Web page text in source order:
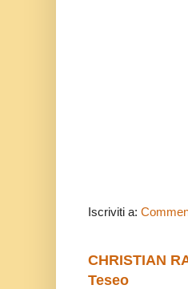
Iscriviti a:
CHRISTIAN
Teseo